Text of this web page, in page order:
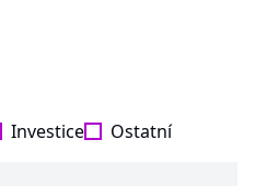
Investice Ostatní